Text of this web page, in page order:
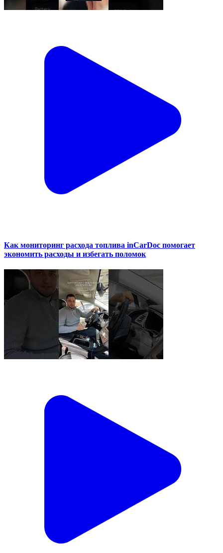
Как мониторинг расхода топлива inCarDoc помогает
экономить расходы и избегать поломок